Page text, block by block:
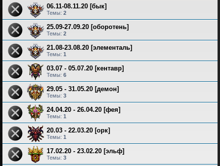
06.11-08.11.20 [бык]
Темы: 2
25.09-27.09.20 [оборотень]
Темы: 2
21.08-23.08.20 [элементаль]
Темы: 1
03.07 - 05.07.20 [кентавр]
Темы: 6
29.05 - 31.05.20 [демон]
Темы: 3
24.04.20 - 26.04.20 [фея]
Темы: 1
20.03 - 22.03.20 [орк]
Темы: 1
17.02.20 - 23.02.20 [эльф]
Темы: 3